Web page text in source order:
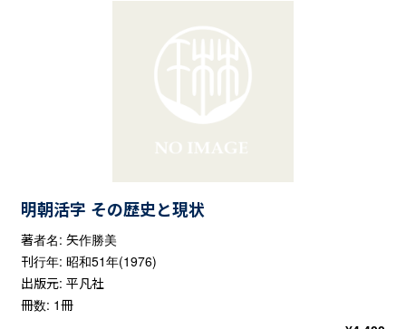
明朝活字 その歴史と現状
著者名: 矢作勝美
刊行年: 昭和51年(1976)
出版元: 平凡社
冊数: 1冊